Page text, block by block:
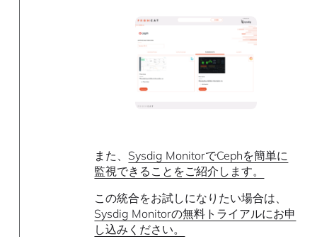
また、 Sysdig MonitorでCephを簡単に
監視できることをご紹介します。
この統合をお試しになりたい場合は、
Sysdig Monitorの無料トライアルにお申
し込みください。